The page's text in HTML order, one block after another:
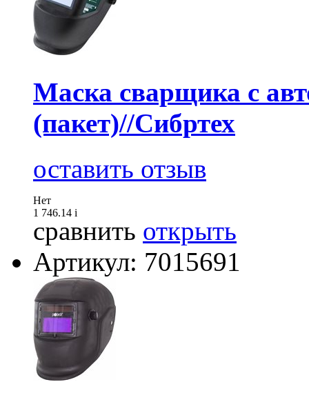
Маска сварщика с
(пакет)//Сибртех
оставить отзыв
Нет
1 746.14 i
сравнить открыть
Артикул: 7015691